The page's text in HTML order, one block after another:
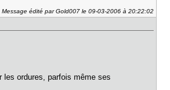
Message édité par Gold007 le 09-03-2006 à 20:22:02
les ordures, parfois même ses